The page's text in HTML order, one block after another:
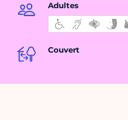
Adultes
Couvert